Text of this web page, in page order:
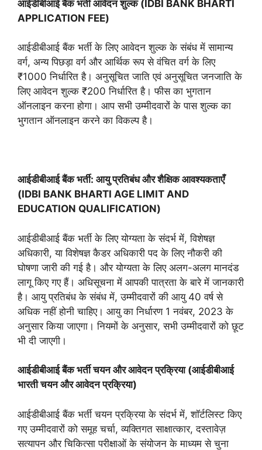
आईडीबीआई बैंक भर्ती आवेदन शुल्क (IDBI BANK BHARTI
APPLICATION FEE)
आईडीबीआई बैंक भर्ती के लिए आवेदन शुल्क के संबंध में सामान्य
वर्ग, अन्य पिछड़ा वर्ग और आर्थिक रूप से वंचित वर्ग के लिए
₹1000 निर्धारित है। अनुसूचित जाति एवं अनुसूचित जनजाति के
लिए आवेदन शुल्क ₹200 निर्धारित है। फीस का भुगतान
ऑनलाइन करना होगा। आप सभी उम्मीदवारों के पास शुल्क का
भुगतान ऑनलाइन करने का विकल्प है।
आईडीबीआई बैंक भर्ती: आयु प्रतिबंध और शैक्षिक आवश्यकताएँ
(IDBI BANK BHARTI AGE LIMIT AND
EDUCATION QUALIFICATION)
आईडीबीआई बैंक भर्ती के लिए योग्यता के संदर्भ में, विशेषज्ञ
अधिकारी, या विशेषज्ञ कैडर अधिकारी पद के लिए नौकरी की
घोषणा जारी की गई है। और योग्यता के लिए अलग-अलग मानदंड
लागू किए गए हैं। अधिसूचना में आपकी पात्रता के बारे में जानकारी
है। आयु प्रतिबंध के संबंध में, उम्मीदवारों की आयु 40 वर्ष से
अधिक नहीं होनी चाहिए। आयु का निर्धारण 1 नवंबर, 2023 के
अनुसार किया जाएगा। नियमों के अनुसार, सभी उम्मीदवारों को छूट
भी दी जाएगी।
आईडीबीआई बैंक भर्ती चयन और आवेदन प्रक्रिया (आईडीबीआई
भारती चयन और आवेदन प्रक्रिया)
आईडीबीआई बैंक भर्ती चयन प्रक्रिया के संदर्भ में, शॉर्टलिस्ट किए
गए उम्मीदवारों को समूह चर्चा, व्यक्तिगत साक्षात्कार, दस्तावेज़
सत्यापन और चिकित्सा परीक्षाओं के संयोजन के माध्यम से चुना